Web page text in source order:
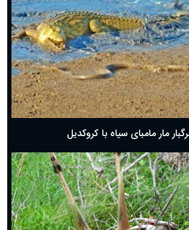
مار مامبای سیاه با کروکدیل